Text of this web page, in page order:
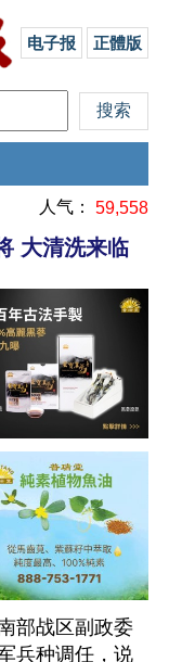
电子报 正體版
人气： 59,558
大清洗来临
部战区副政委
兵种调任，说